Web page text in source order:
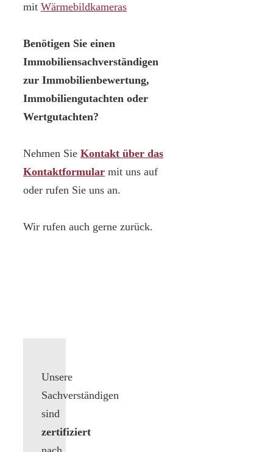
mit Wärmebildkameras
Benötigen Sie einen
Immobiliensachverständigen
zur Immobilienbewertung,
Immobiliengutachten oder
Wertgutachten?
Nehmen Sie Kontakt über das
Kontaktformular mit uns auf
oder rufen Sie uns an.
Wir rufen auch gerne zurück.
Unsere
Sachverständigen
sind
zertifiziert